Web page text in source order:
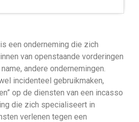
een onderneming die zich
van openstaande vorderingen
andere ondernemingen.
incidenteel gebruikmaken,
op de diensten van een incasso
die zich specialiseert in
verlenen tegen een